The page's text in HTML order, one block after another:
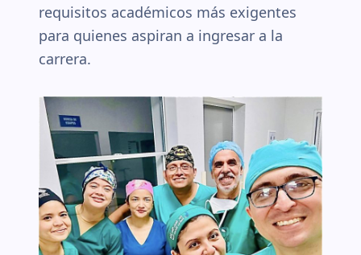
requisitos académicos más exigentes
para quienes aspiran a ingresar a la
carrera.